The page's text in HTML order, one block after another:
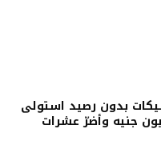
بدون رصيد استولى
من 150 مليون جنيه وأضرّ عشرات